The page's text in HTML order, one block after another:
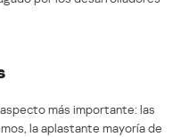
más importante: las
la aplastante mayoría de